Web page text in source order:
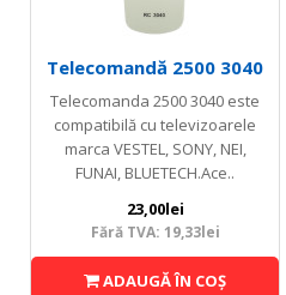
Telecomandă 2500 3040
Telecomanda 2500 3040 este
compatibilă cu televizoarele
marca VESTEL, SONY, NEI,
FUNAI, BLUETECH.Ace..
23,00lei
Fără TVA: 19,33lei
ADAUGĂ ÎN COŞ